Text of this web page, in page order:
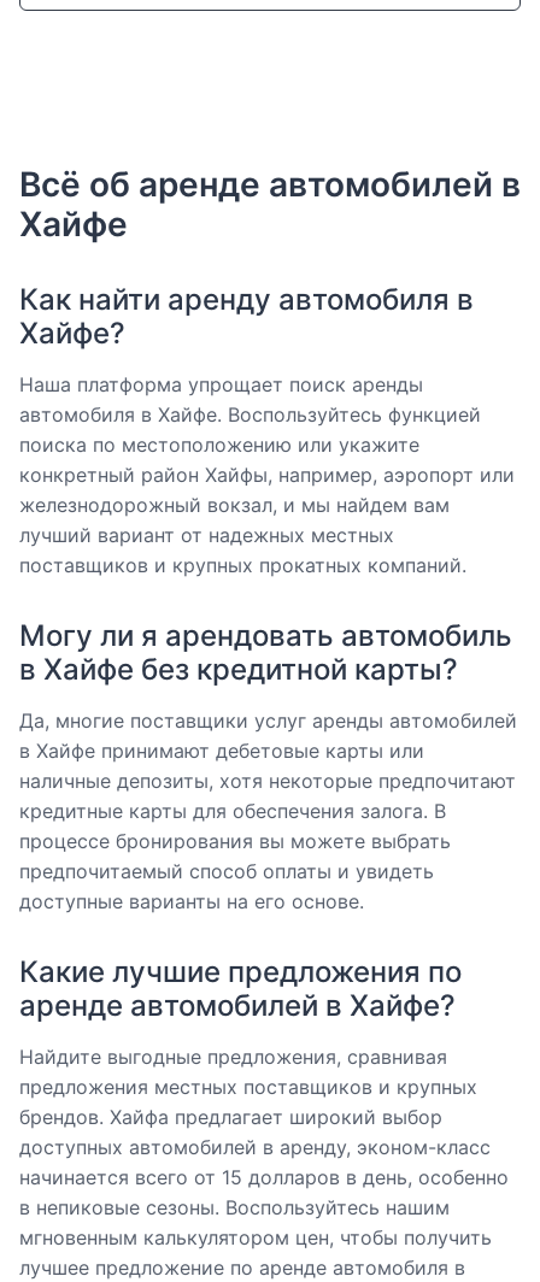
Всё об аренде автомобилей в
Хайфе
Как найти аренду автомобиля в
Хайфе?
Наша платформа упрощает поиск аренды
автомобиля в Хайфе. Воспользуйтесь функцией
поиска по местоположению или укажите
конкретный район Хайфы, например, аэропорт или
железнодорожный вокзал, и мы найдем вам
лучший вариант от надежных местных
поставщиков и крупных прокатных компаний.
Могу ли я арендовать автомобиль
в Хайфе без кредитной карты?
Да, многие поставщики услуг аренды автомобилей
в Хайфе принимают дебетовые карты или
наличные депозиты, хотя некоторые предпочитают
кредитные карты для обеспечения залога. В
процессе бронирования вы можете выбрать
предпочитаемый способ оплаты и увидеть
доступные варианты на его основе.
Какие лучшие предложения по
аренде автомобилей в Хайфе?
Найдите выгодные предложения, сравнивая
предложения местных поставщиков и крупных
брендов. Хайфа предлагает широкий выбор
доступных автомобилей в аренду, эконом-класс
начинается всего от 15 долларов в день, особенно
в непиковые сезоны. Воспользуйтесь нашим
мгновенным калькулятором цен, чтобы получить
лучшее предложение по аренде автомобиля в